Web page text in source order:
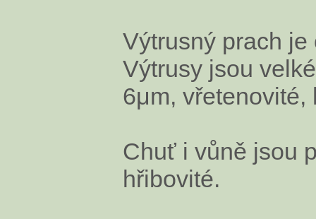
Výtrusný prach
Výtrusy jsou
6μm, vřetenovité,
Chuť i vůně jsou
hřibovité.